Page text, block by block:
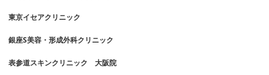
東京イセアクリニック
銀座S美容・形成外科クリニック
表参道スキンクリニック 大阪院